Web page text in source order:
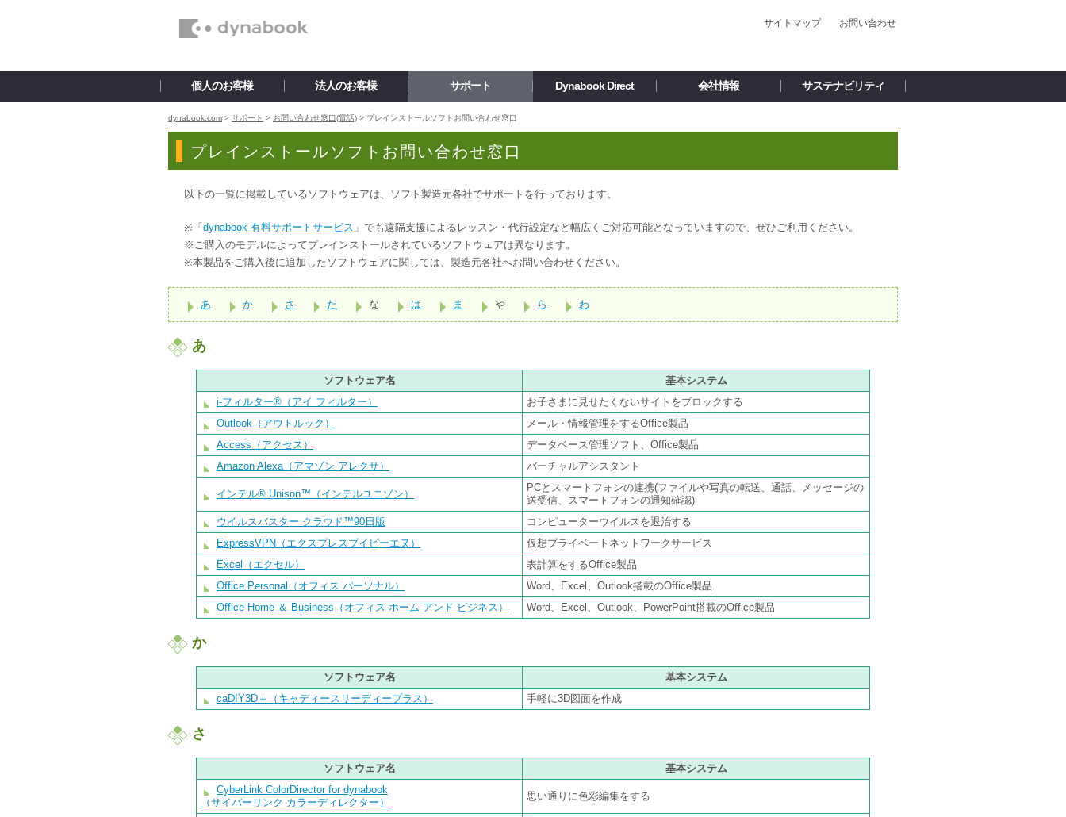
サイトマップ お問い合わせ
個人のお客様 法人のお客様 サポート Dynabook Direct 会社情報 サステナビリティ
dynabook.com > サポート > お問い合わせ窓口(電話) > プレインストールソフトお問い合わせ窓口
プレインストールソフトお問い合わせ窓口
以下の一覧に掲載しているソフトウェアは、ソフト製造元各社でサポートを行っております。
※「 dynabook 有料サポートサービス 」でも遠隔支援によるレッスン・代行設定など幅広くご対応可能となっていますので、ぜひご利用ください。
※ご購入のモデルによってプレインストールされているソフトウェアは異なります。
※本製品をご購入後に追加したソフトウェアに関しては、製造元各社へお問い合わせください。
あ か さ た な は ま や ら わ
あ
ソフトウェア名
基本システム
i-フィルター®（アイ フィルター）
お子さまに見せたくないサイトをブロックする
Outlook（アウトルック）
メール・情報管理をするOffice製品
Access（アクセス）
データベース管理ソフト、Office製品
Amazon Alexa（アマゾン アレクサ）
バーチャルアシスタント
インテル® Unison™（インテルユニゾン）
PCとスマートフォンの連携(ファイルや写真の転送、通話、メッセージの
送受信、スマートフォンの通知確認)
ウイルスバスター クラウド™90日版
コンピューターウイルスを退治する
ExpressVPN（エクスプレスブイピーエヌ）
仮想プライベートネットワークサービス
Excel（エクセル）
表計算をするOffice製品
Office Personal（オフィス パーソナル）
Word、Excel、Outlook搭載のOffice製品
Office Home ＆ Business（オフィス ホーム アンド ビジネス）
Word、Excel、Outlook、PowerPoint搭載のOffice製品
か
ソフトウェア名
基本システム
caDIY3D＋（キャディースリーディープラス）
手軽に3D図面を作成
さ
ソフトウェア名
基本システム
CyberLink ColorDirector for dynabook
（サイバーリンク カラーディレクター）
思い通りに色彩編集をする